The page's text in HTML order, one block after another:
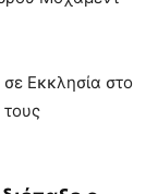
Εκκλησία στο